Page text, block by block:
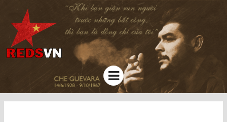
Kênh chia sẻ tri thức cộng đồng
Menu